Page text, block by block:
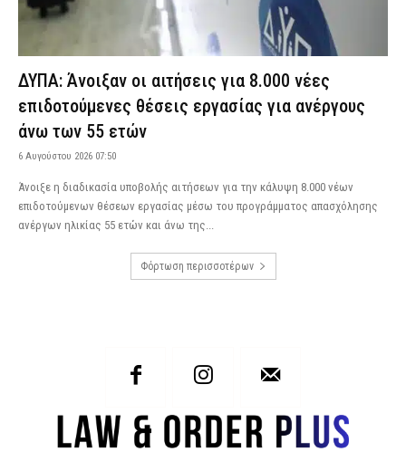
ΔΥΠΑ: Άνοιξαν οι αιτήσεις για 8.000 νέες
επιδοτούμενες θέσεις εργασίας για ανέργους
άνω των 55 ετών
6 Αυγούστου 2026 07:50
Άνοιξε η διαδικασία υποβολής αιτήσεων για την κάλυψη 8.000 νέων
επιδοτούμενων θέσεων εργασίας μέσω του προγράμματος απασχόλησης
ανέργων ηλικίας 55 ετών και άνω της...
Φόρτωση περισσοτέρων